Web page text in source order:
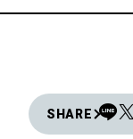
SHARE